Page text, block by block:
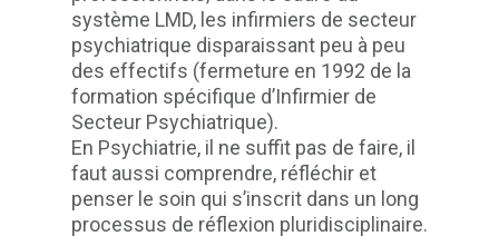
système LMD, les infirmiers de secteur
psychiatrique disparaissant peu à peu
des effectifs (fermeture en 1992 de la
formation spécifique d’Infirmier de
Secteur Psychiatrique).
En Psychiatrie, il ne suffit pas de faire, il
faut aussi comprendre, réfléchir et
penser le soin qui s’inscrit dans un long
processus de réflexion pluridisciplinaire.